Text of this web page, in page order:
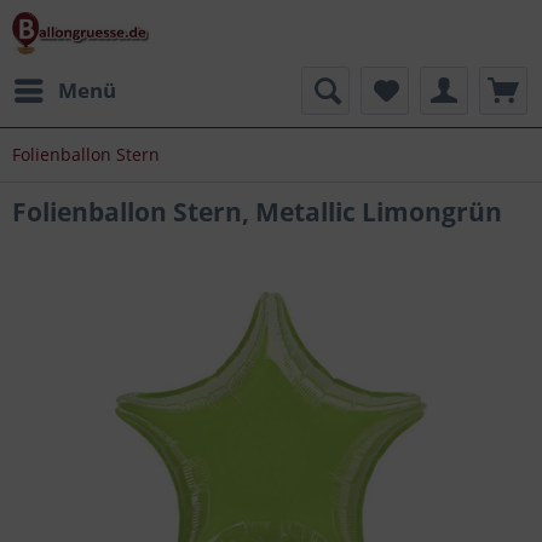
Menü
Folienballon Stern
Folienballon Stern, Metallic Limongrün